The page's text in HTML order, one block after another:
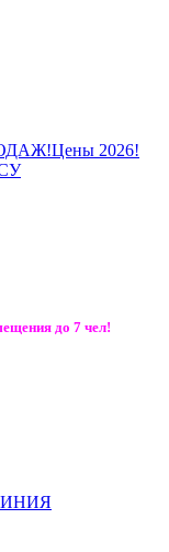
2026!
до 7 чел!